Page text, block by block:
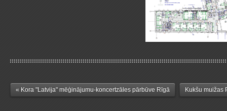
« Kora "Latvija" mēģinājumu-koncertzāles pārbūve Rīgā Kukšu muižas